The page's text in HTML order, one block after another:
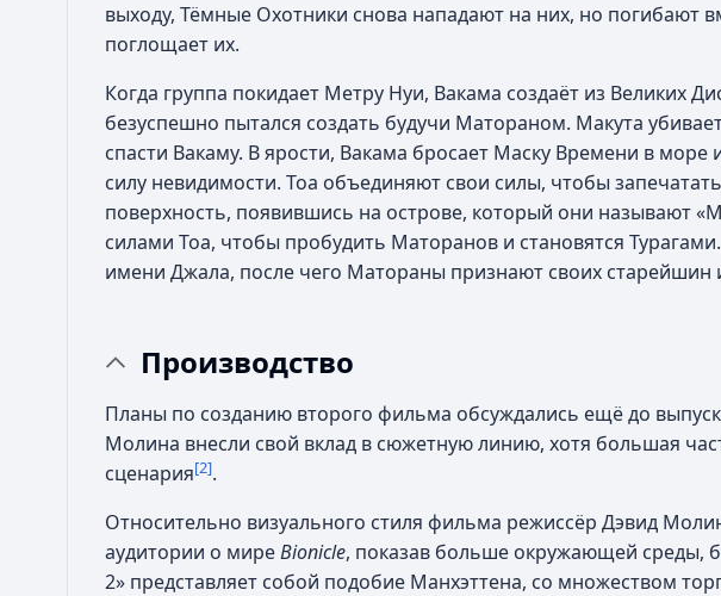
выходу, Тёмные Охотники снова нападают на них, но погибают
поглощает их.
Когда группа покидает Метру Нуи, Вакама создаёт из Великих
безуспешно пытался создать будучи Матораном. Макута
спасти Вакаму. В ярости, Вакама бросает Маску Времени в
силу невидимости. Тоа объединяют свои силы, чтобы
поверхность, появившись на острове, который они называют
силами Тоа, чтобы пробудить Маторанов и становятся
имени Джала, после чего Матораны признают своих старейшин
Производство
Планы по созданию второго фильма обсуждались ещё до
Молина внесли свой вклад в сюжетную линию, хотя большая
сценария[2].
Относительно визуального стиля фильма режиссёр Дэвид
аудитории о миреBionicle, показав больше окружающей среды,
2» представляет собой подобие Манхэттена, со множеством